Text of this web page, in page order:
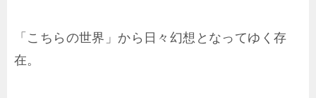
「こちらの世界」から日々幻想となってゆく存
在。